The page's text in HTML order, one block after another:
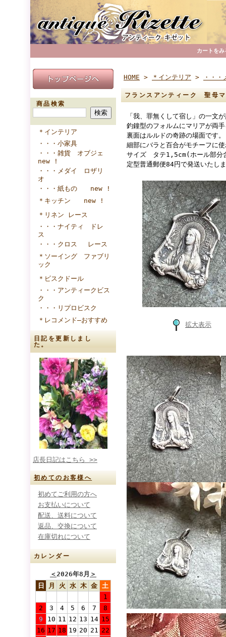
カートをみ
商品検索
＊インテリア
・・・小家具
・・・雑貨 オブジェ
new !
・・・メダイ ロザリ
オ
・・・紙もの new !
＊キッチン new !
＊リネン レース
・・・ナイティ ドレ
ス
・・・クロス レース
＊ソーイング ファブリ
ック
＊ビスクドール
・・・アンティークビス
ク
・・・リプロビスク
＊レコメンド―おすすめ
日記を更新しまし
た。
店長日記はこちら >>
初めてのお客様へ
初めてご利用の方へ
お支払いについて
配送、送料について
返品、交換について
在庫切れについて
カレンダー
＜2026年8月 ＞
日
月 火 水 木 金 土
1
2
3 4 5 6 7
8
9
10 11 12 13 14 15
16 17 18 19 20 21 22
HOME > ＊インテリア > ・・
フランスアンティーク 聖母
「我、罪無くして宿し」の一文
釣鐘型のフォルムにマリアが両
裏面はルルドの奇跡の場面です。
細部にバラと百合がモチーフに
サイズ タテ1,5cm(ホール部分
定型普通郵便84円で発送いたし
拡大表示